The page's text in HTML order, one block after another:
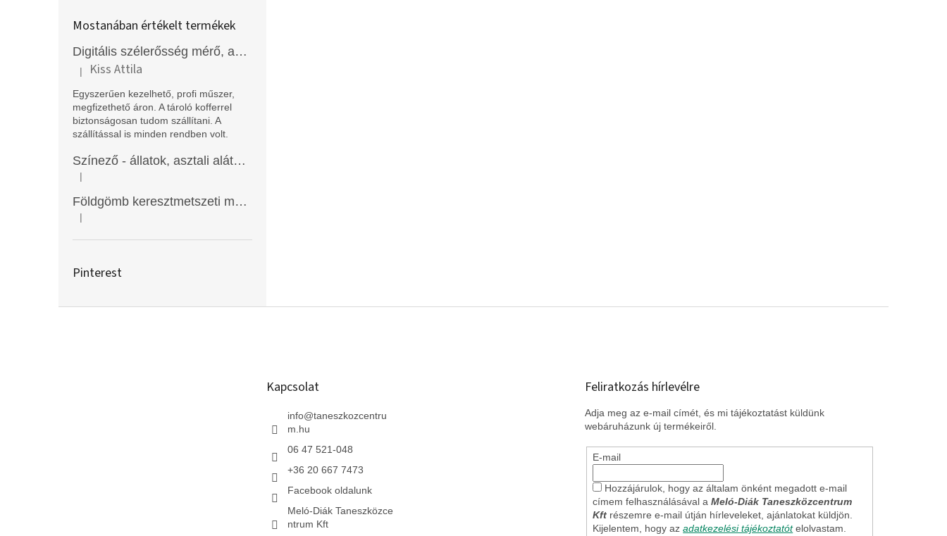
Mostanában értékelt termékek
Digitális szélerősség mérő, anemométer, EM2250
A termék értékelése 5-ből 5 csillag.
| Kiss Attila
Egyszerűen kezelhető, profi műszer,
megfizethető áron. A tároló kofferrel
biztonságosan tudom szállítani. A
szállítással is minden rendben volt.
Színező - állatok, asztali alátét, Funny Mat
A termék értékelése 5-ből 5 csillag.
|
Földgömb keresztmetszeti modell
A termék értékelése 5-ből 5 csillag.
|
Pinterest
Kapcsolat
info@taneszkozcentru
m.hu
06 47 521-048
+36 20 667 7473
Facebook oldalunk
Meló-Diák Taneszközce
ntrum Kft
Feliratkozás hírlevélre
Adja meg az e-mail címét, és mi tájékoztatást küldünk
webáruházunk új termékeiről.
E-mail
Hozzájárulok, hogy az általam önként megadott e-mail
címem felhasználásával aMeló-Diák Taneszközcentrum
Kft részemre e-mail útján hírleveleket, ajánlatokat küldjön.
Kijelentem, hogy azadatkezelési tájékoztatót elolvastam.